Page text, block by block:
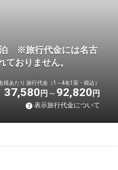
※旅行代金には名古
おりません。
様あたり 旅行代金（1～4名1室・税込）
37,580 円 92,820 円
表示旅行代金について